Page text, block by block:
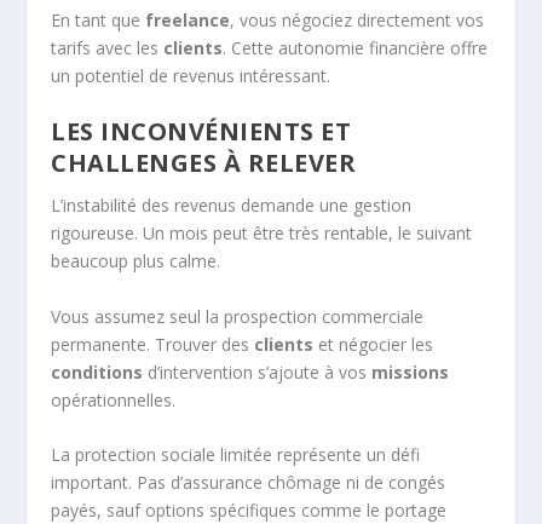
En tant que freelance, vous négociez directement vos
tarifs avec les clients. Cette autonomie financière offre
un potentiel de revenus intéressant.
LES INCONVÉNIENTS ET
CHALLENGES À RELEVER
L’instabilité des revenus demande une gestion
rigoureuse. Un mois peut être très rentable, le suivant
beaucoup plus calme.
Vous assumez seul la prospection commerciale
permanente. Trouver des clients et négocier les
conditions d’intervention s’ajoute à vos missions
opérationnelles.
La protection sociale limitée représente un défi
important. Pas d’assurance chômage ni de congés
payés, sauf options spécifiques comme le portage